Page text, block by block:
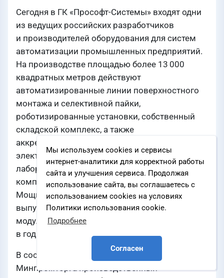
Мы используем cookies и сервисы
интернет-аналитики для корректной работы
сайта и улучшения сервиса. Продолжая
использование сайта, вы соглашаетесь с
использованием cookies на условиях
Политики использования cookie.
Подробнее
Согласен
Сегодня в ГК «Прософт-Системы» входят одни
из ведущих российских разработчиков
и производителей оборудования для систем
автоматизации промышленных предприятий.
На производстве площадью более 13 000
квадратных метров действуют
автоматизированные линии поверхностного
монтажа и селективной пайки,
роботизированные установки, собственный
складской комплекс, а также
аккредитованные испытательная,
электротехническая и поверочная
лаборатории. За последние три года группа
компаний нарастила производство в 6,5 раз.
Мощности производства позволяют
выпускать до 600 000 печатных плат, 450 000
модулей, 25 000 терминалов и 3 000 шкафов
в год.
В составе официальной делегации
Минпромторга производственный